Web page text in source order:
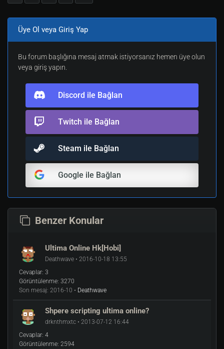
Üye Ol veya Giriş Yap
Bu forum başlığına mesaj atmak istiyorsanız hemen üye olun
veya giriş yapın.
Discord ile Bağlan
Twitch ile Bağlan
Steam ile Bağlan
Google ile Bağlan
Benzer Konular
Ultima Online Hk[Hobi]
Deathwave • 2016-10-18 13:55
Cevaplar: 3
Görüntülenme: 3270
Son mesaj: 2016-10 • Deathwave
Shpere scripting ultima online?
drknthmxtc • 2013-07-12 16:44
Cevaplar: 4
Görüntülenme: 2594